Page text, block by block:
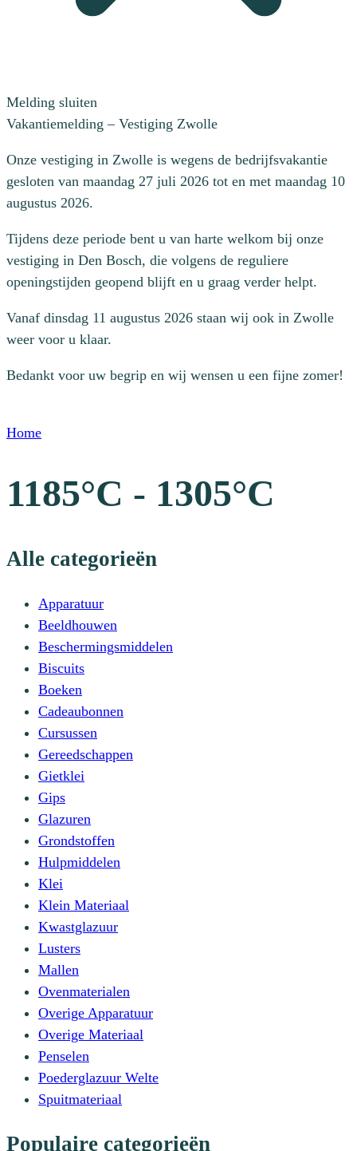
Melding sluiten
Vakantiemelding – Vestiging Zwolle
Onze vestiging in Zwolle is wegens de bedrijfsvakantie
gesloten van maandag 27 juli 2026 tot en met maandag 10
augustus 2026.
Tijdens deze periode bent u van harte welkom bij onze
vestiging in Den Bosch, die volgens de reguliere
openingstijden geopend blijft en u graag verder helpt.
Vanaf dinsdag 11 augustus 2026 staan wij ook in Zwolle
weer voor u klaar.
Bedankt voor uw begrip en wij wensen u een fijne zomer!
Home
1185°C - 1305°C
Alle categorieën
Apparatuur
Beeldhouwen
Beschermingsmiddelen
Biscuits
Boeken
Cadeaubonnen
Cursussen
Gereedschappen
Gietklei
Gips
Glazuren
Grondstoffen
Hulpmiddelen
Klei
Klein Materiaal
Kwastglazuur
Lusters
Mallen
Ovenmaterialen
Overige Apparatuur
Overige Materiaal
Penselen
Poederglazuur Welte
Spuitmateriaal
Populaire categorieën